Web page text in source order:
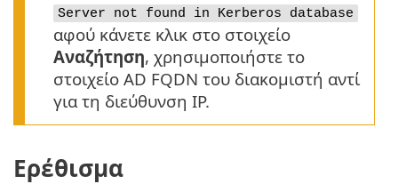
Server not found in Kerberos database
αφού κάνετε κλικ στο στοιχείο
Αναζήτηση, χρησιμοποιήστε το
στοιχείο AD FQDN του διακομιστή αντί
για τη διεύθυνση IP.
Ερέθισμα